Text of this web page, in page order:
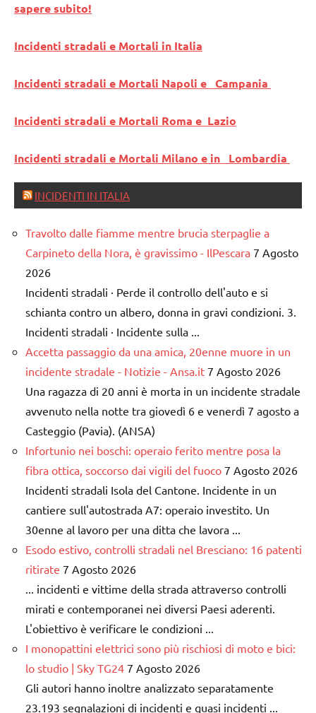
sapere subito!
Incidenti stradali e Mortali in Italia
Incidenti stradali e Mortali Napoli e Campania
Incidenti stradali e Mortali Roma e Lazio
Incidenti stradali e Mortali Milano e in Lombardia
INCIDENTI IN ITALIA
Travolto dalle fiamme mentre brucia sterpaglie a
Carpineto della Nora, è gravissimo - IlPescara 7 Agosto
2026
Incidenti stradali · Perde il controllo dell'auto e si
schianta contro un albero, donna in gravi condizioni. 3.
Incidenti stradali · Incidente sulla ...
Accetta passaggio da una amica, 20enne muore in un
incidente stradale - Notizie - Ansa.it 7 Agosto 2026
Una ragazza di 20 anni è morta in un incidente stradale
avvenuto nella notte tra giovedì 6 e venerdì 7 agosto a
Casteggio (Pavia). (ANSA)
Infortunio nei boschi: operaio ferito mentre posa la
fibra ottica, soccorso dai vigili del fuoco 7 Agosto 2026
Incidenti stradali Isola del Cantone. Incidente in un
cantiere sull'autostrada A7: operaio investito. Un
30enne al lavoro per una ditta che lavora ...
Esodo estivo, controlli stradali nel Bresciano: 16 patenti
ritirate 7 Agosto 2026
... incidenti e vittime della strada attraverso controlli
mirati e contemporanei nei diversi Paesi aderenti.
L'obiettivo è verificare le condizioni ...
I monopattini elettrici sono più rischiosi di moto e bici:
lo studio | Sky TG24 7 Agosto 2026
Gli autori hanno inoltre analizzato separatamente
23.193 segnalazioni di incidenti e quasi incidenti ...